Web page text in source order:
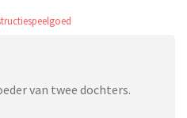
van twee dochters.